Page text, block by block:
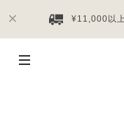
¥11,000以